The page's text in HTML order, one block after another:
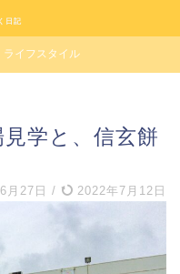
日記
ライフスタイル
学と、信玄餅
月27日 / 2022年7月12日